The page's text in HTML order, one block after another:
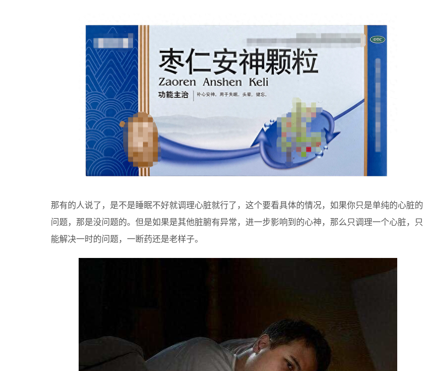
那有的人说了，是不是睡眠不好就调理心脏就行了，这个要看具体的情况，如果你只是单纯的心脏的
问题，那是没问题的。但是如果是其他脏腑有异常，进一步影响到的心神，那么只调理一个心脏，只
能解决一时的问题，一断药还是老样子。